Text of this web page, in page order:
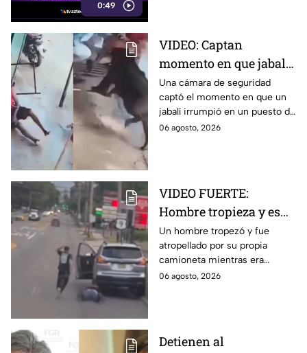
0:49
VIDEO: Captan
momento en que jabalí
irrumpió en un puesto
de té y embistió a
clientes en India
Una cámara de seguridad
captó el momento en que un
jabalí irrumpió en un puesto de
té ubicado junto a una
06 agosto, 2026
VIDEO FUERTE:
Hombre tropieza y es
atropellado por su
propia camioneta en
Lakewood
Un hombre tropezó y fue
atropellado por su propia
camioneta mientras era
empujada por sus amigos tras
06 agosto, 2026
Detienen al